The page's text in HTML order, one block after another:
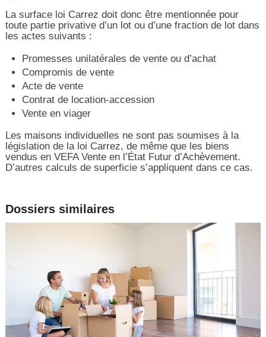
La surface loi Carrez doit donc être mentionnée pour
toute partie privative d’un lot ou d’une fraction de lot dans
les actes suivants :
Promesses unilatérales de vente ou d’achat
Compromis de vente
Acte de vente
Contrat de location-accession
Vente en viager
Les maisons individuelles ne sont pas soumises à la
législation de la loi Carrez, de même que les biens
vendus en VEFA Vente en l’État Futur d’Achèvement.
D’autres calculs de superficie s’appliquent dans ce cas.
Dossiers similaires